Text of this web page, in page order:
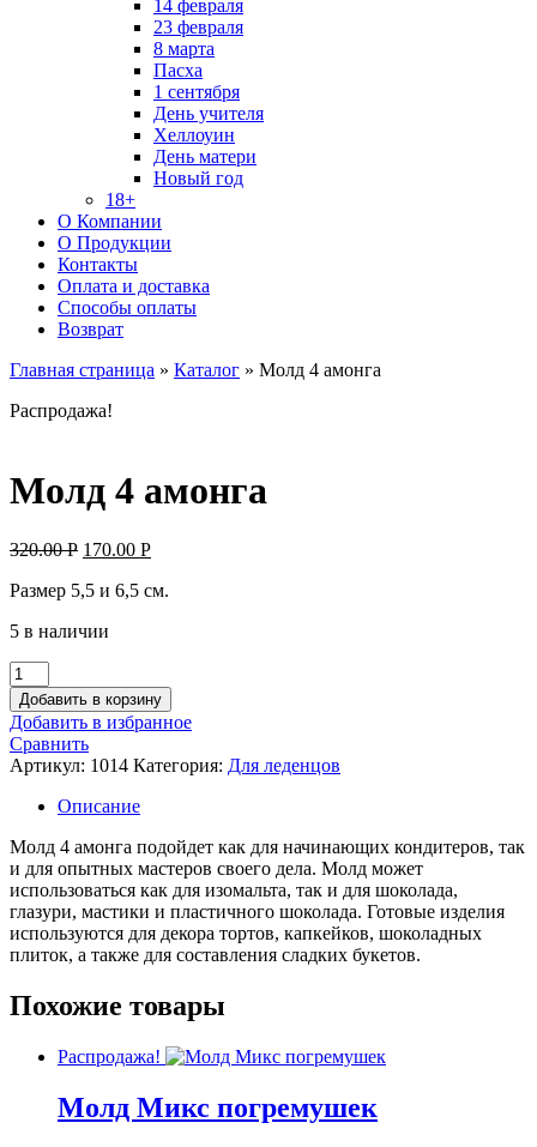
14 февраля
23 февраля
8 марта
Пасха
1 сентября
День учителя
Хеллоуин
День матери
Новый год
18+
О Компании
О Продукции
Контакты
Оплата и доставка
Способы оплаты
Возврат
Главная страница » Каталог » Молд 4 амонга
Распродажа!
Молд 4 амонга
320.00Р Original
was:
170.00 РCurrent
is:
Размер 5,5 и 6,5 см.
5 в наличии
Количество
товара
Молд
4
амонга
Добавить в корзину
Добавить в избранное
Сравнить
Артикул: 1014 Категория: Для леденцов
Описание
Молд 4 амонга подойдет как для начинающих кондитеров, так
и для опытных мастеров своего дела. Молд может
использоваться как для изомальта, так и для шоколада,
глазури, мастики и пластичного шоколада. Готовые изделия
используются для декора тортов, капкейков, шоколадных
плиток, а также для составления сладких букетов.
Похожие товары
Распродажа!
Молд Микс погремушек